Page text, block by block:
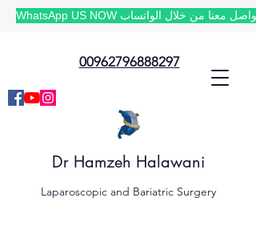
WhatsApp US NOW تواصل معنا من خلال الواتساب
00962796888297
Dr Hamzeh Halawani
Laparoscopic and Bariatric Surgery